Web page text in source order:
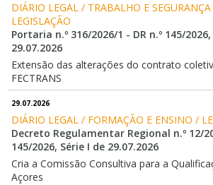
DIÁRIO LEGAL / TRABALHO E
LEGISLAÇÃO
Portaria n.º 316/2026/1 - DR n.º 145/
29.07.2026
Extensão das alterações do contrato
FECTRANS
29.07.2026
DIÁRIO LEGAL / FORMAÇÃO E ENSINO /
Decreto Regulamentar Regional n.º 12/
145/2026, Série I de 29.07.2026
Cria a Comissão Consultiva para a
Açores